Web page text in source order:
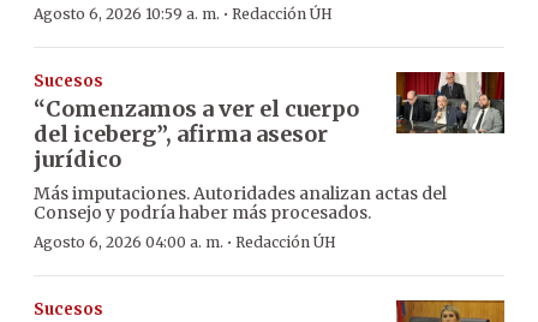
Agosto 6, 2026 10:59 a. m. · Redacción ÚH
Sucesos
“Comenzamos a ver el cuerpo
del iceberg”, afirma asesor
jurídico
Más imputaciones. Autoridades analizan actas del
Consejo y podría haber más procesados.
Agosto 6, 2026 04:00 a. m. · Redacción ÚH
Sucesos